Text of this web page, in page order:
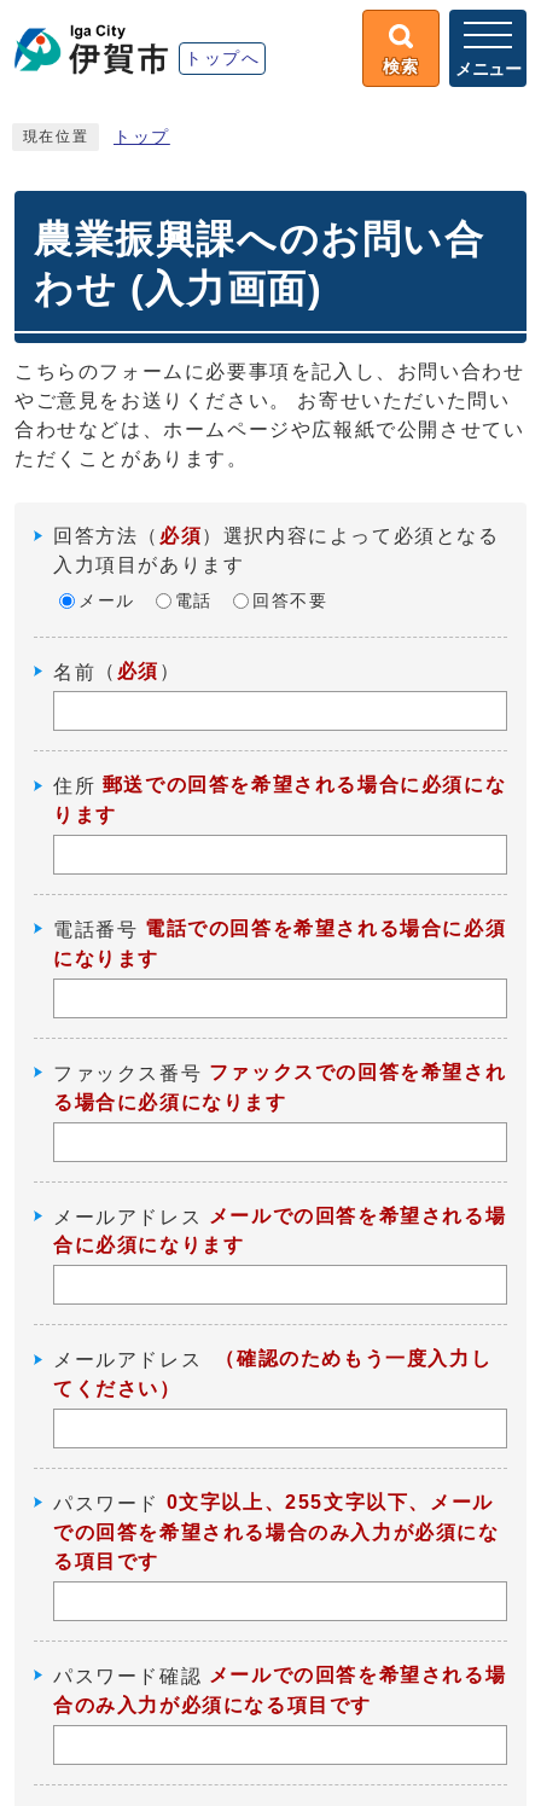
トップへ 検索 メニュー
現在位置 トップ
農業振興課へのお問い合
わせ (入力画面)
こちらのフォームに必要事項を記入し、お問い合わせ
やご意見をお送りください。 お寄せいただいた問い
合わせなどは、ホームページや広報紙で公開させてい
ただくことがあります。
回答方法 （ 必須）選択内容によって必須となる
入力項目があります
メール 電話 回答不要
名前 （ 必須 ）
住所 郵送での回答を希望される場合に必須にな
ります
電話番号 電話での回答を希望される場合に必須
になります
ファックス番号 ファックスでの回答を希望され
る場合に必須になります
メールアドレス
メールでの回答を希望される場
合に必須になります
メールアドレス
（確認のためもう一度入力し
てください）
パスワード 0文字以上、255文字以下、メール
での回答を希望される場合のみ入力が必須にな
る項目です
パスワード確認 メールでの回答を希望される場
合のみ入力が必須になる項目です